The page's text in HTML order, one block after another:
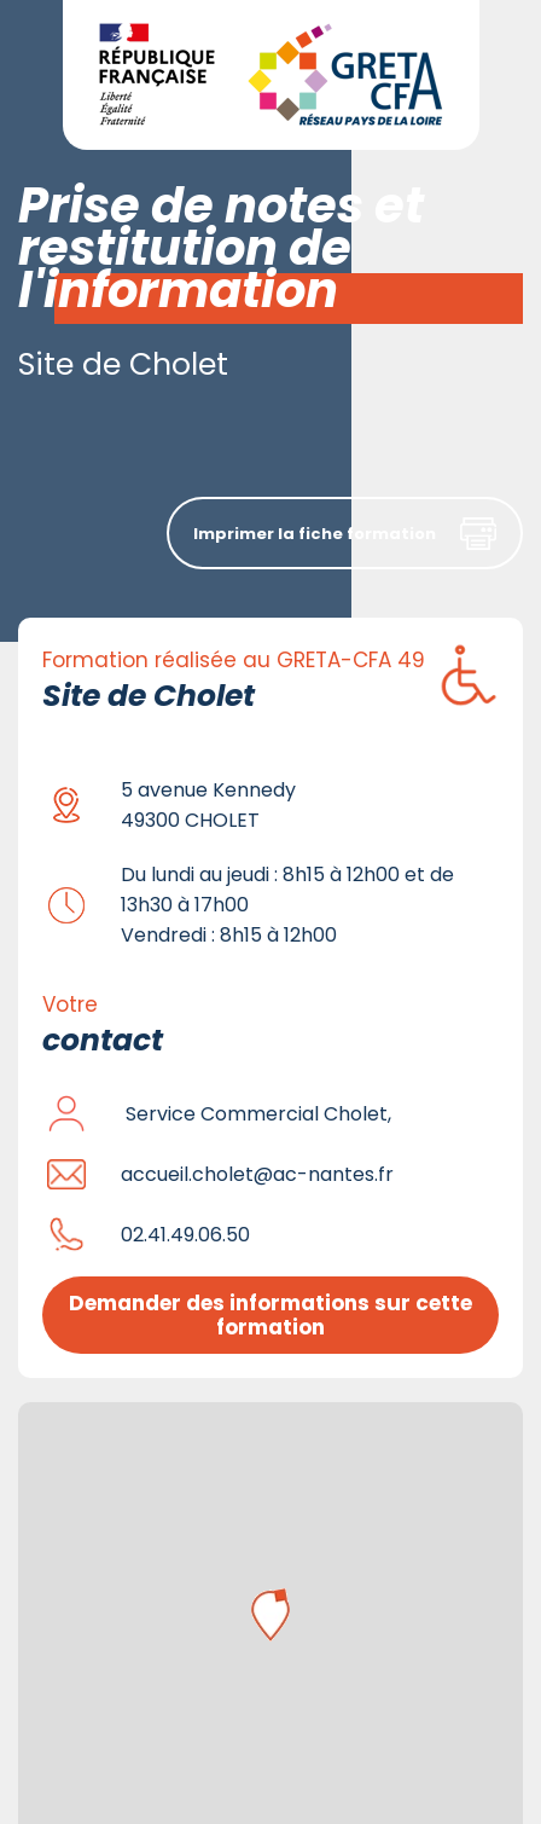
Prise de notes et
restitution de
l'information
Site de Cholet
Formation réalisée au GRETA-CFA 49
Site de Cholet
5 avenue Kennedy
49300 CHOLET
Du lundi au jeudi : 8h15 à 12h00 et de
13h30 à 17h00
Vendredi : 8h15 à 12h00
Votre
contact
Service Commercial Cholet,
accueil.cholet@ac-nantes.fr
02.41.49.06.50
Demander des informations sur cette
formation
Imprimer la fiche formation